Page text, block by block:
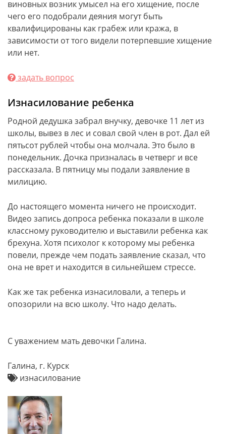
виновных возник умысел на его хищение, после
чего его подобрали деяния могут быть
квалифицированы как грабеж или кража, в
зависимости от того видели потерпевшие хищение
или нет.
задать вопрос
Изнасилование ребенка
Родной дедушка забрал внучку, девочке 11 лет из
школы, вывез в лес и совал свой член в рот. Дал ей
пятьсот рублей чтобы она молчала. Это было в
понедельник. Дочка призналась в четверг и все
рассказала. В пятницу мы подали заявление в
милицию.
До настоящего момента ничего не происходит.
Видео запись допроса ребенка показали в школе
классному руководителю и выставили ребенка как
брехуна. Хотя психолог к которому мы ребенка
повели, прежде чем подать заявление сказал, что
она не врет и находится в сильнейшем стрессе.
Как же так ребенка изнасиловали, а теперь и
опозорили на всю школу. Что надо делать.
С уважением мать девочки Галина.
Галина, г. Курск
изнасилование